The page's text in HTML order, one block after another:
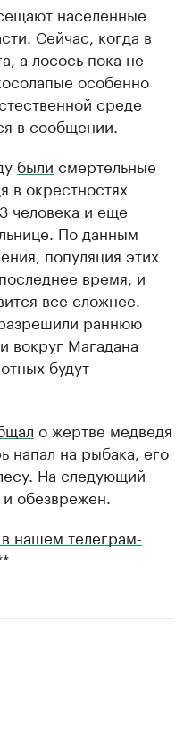
населенные
Сейчас, когда в
а лосось пока не
особенно
среде
в сообщении.
были смертельные
в окрестностях
человека и еще
По данным
популяция этих
время, и
все сложнее.
раннюю
вокруг Магадана
будут
о жертве медведя
напал на рыбака, его
На следующий
обезврежен.
нашем телеграм-